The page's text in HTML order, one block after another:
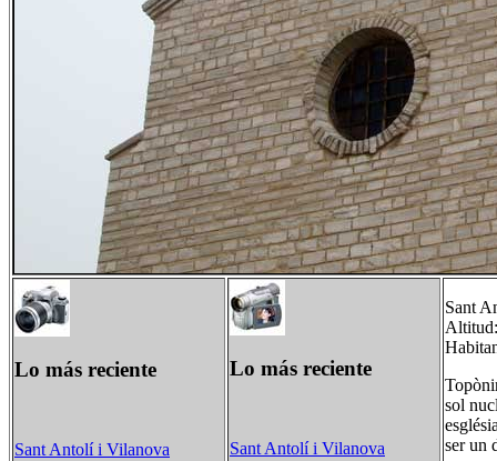
Lo más reciente
Sant Antolí i Vilanova
Lo más reciente
Sant Antolí i Vilanova
Sant
sol
ser un